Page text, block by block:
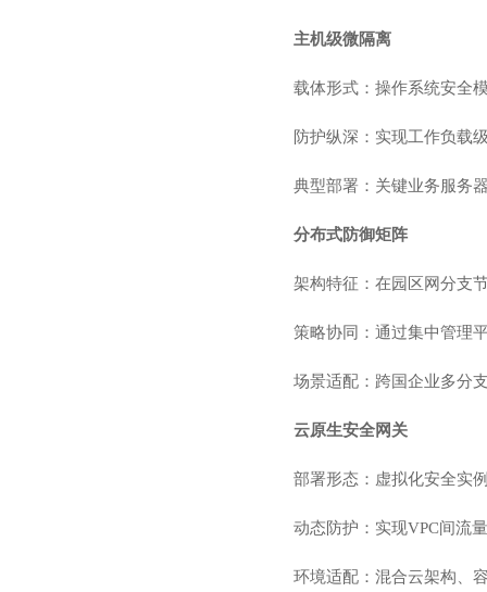
主机级微隔离
载体形式：操作系统安全
防护纵深：实现工作负载
典型部署：关键业务服务
分布式防御矩阵
架构特征：在园区网分支
策略协同：通过集中管理
场景适配：跨国企业多分
云原生安全网关
部署形态：虚拟化安全实
动态防护：实现VPC间流
环境适配：混合云架构、